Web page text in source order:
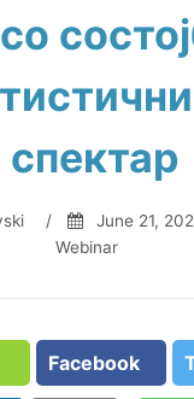
спектар
/ June 21,
Webinar
Facebook